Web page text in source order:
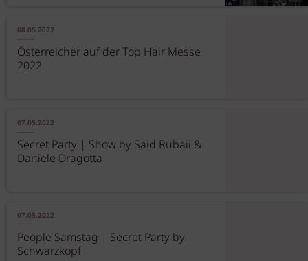
08.05.2022
Österreicher auf der Top Hair Messe
2022
07.05.2022
Secret Party | Show by Said Rubaii &
Daniele Dragotta
07.05.2022
People Samstag | Secret Party by
Schwarzkopf